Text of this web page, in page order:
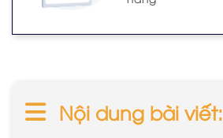
Nội dung bài viết: